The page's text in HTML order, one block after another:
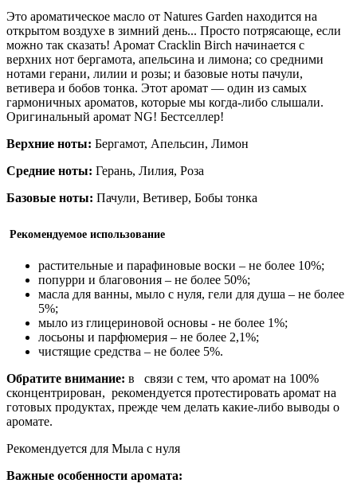
Это ароматическое масло от Natures Garden находится на
открытом воздухе в зимний день... Просто потрясающе, если
можно так сказать! Аромат Cracklin Birch начинается с
верхних нот бергамота, апельсина и лимона; со средними
нотами герани, лилии и розы; и базовые ноты пачули,
ветивера и бобов тонка. Этот аромат — один из самых
гармоничных ароматов, которые мы когда-либо слышали.
Оригинальный аромат NG! Бестселлер!
Верхние ноты: Бергамот, Апельсин, Лимон
Средние ноты: Герань, Лилия, Роза
Базовые ноты: Пачули, Ветивер, Бобы тонка
Рекомендуемое использование
растительные и парафиновые воски – не более 10%;
попурри и благовония – не более 50%;
масла для ванны, мыло с нуля, гели для душа – не более
5%;
мыло из глицериновой основы - не более 1%;
лосьоны и парфюмерия – не более 2,1%;
чистящие средства – не более 5%.
Обратите внимание: в связи с тем, что аромат на 100%
сконцентрирован, рекомендуется протестировать аромат на
готовых продуктах, прежде чем делать какие-либо выводы о
аромате.
Рекомендуется для Мыла с нуля
Важные особенности аромата: